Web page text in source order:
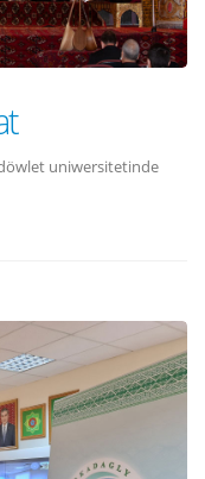
uniwersitetinde